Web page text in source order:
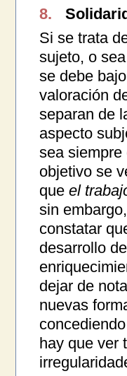
8.
Si se trata
sujeto, o
se debe
valoración
separan de
aspecto
sea siempre
objetivo se
que el
sin
constatar
desarrollo
dejar de
nuevas
hay que ver